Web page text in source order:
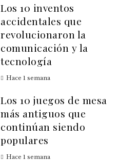
Los 10 inventos
accidentales que
revolucionaron la
comunicación y la
tecnología
Hace 1 semana
Los 10 juegos de mesa
más antiguos que
continúan siendo
populares
Hace 1 semana